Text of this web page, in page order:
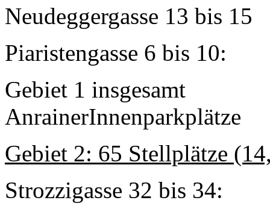
Piaristengasse
Gebiet 1
AnrainerInnenparkplätze
Gebiet 2: 65 Stellplätze
Strozzigasse